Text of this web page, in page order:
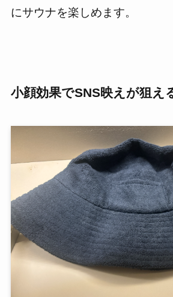
にサウナを楽しめます。
小顔効果でSNS映えが狙え